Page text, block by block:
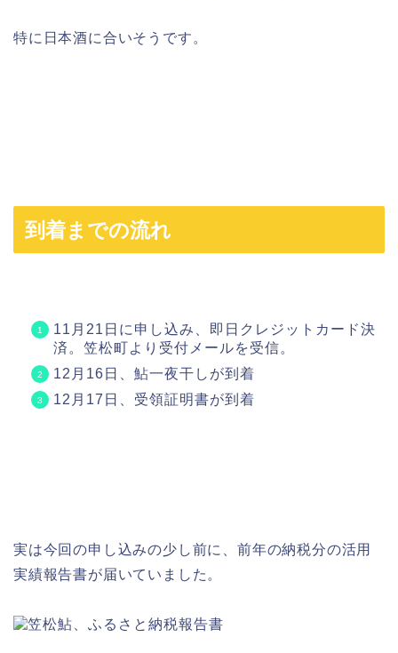
特に日本酒に合いそうです。
到着までの流れ
11月21日に申し込み、即日クレジットカード決
済。笠松町より受付メールを受信。
12月16日、鮎一夜干しが到着
12月17日、受領証明書が到着
実は今回の申し込みの少し前に、前年の納税分の活用
実績報告書が届いていました。